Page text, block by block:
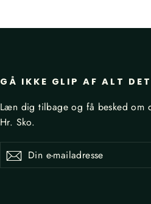
GÅ IKKE GLIP AF ALT
Læn dig tilbage og få besked om
Hr. Sko.
Din
TilmeldTilmeld